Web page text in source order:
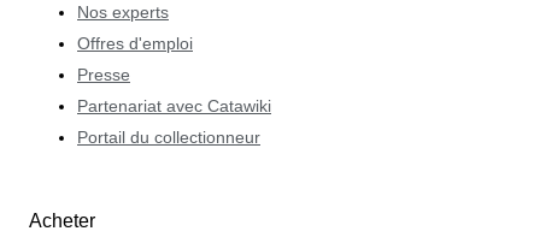
Nos experts
Offres d'emploi
Presse
Partenariat avec Catawiki
Portail du collectionneur
Acheter